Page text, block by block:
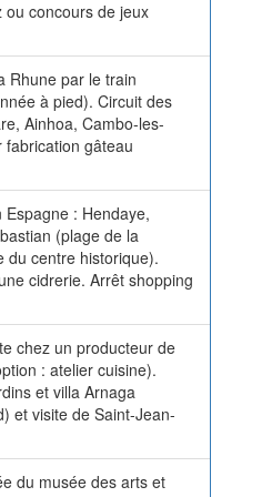
ou concours de jeux
par le train
à pied). Circuit des
Ainhoa, Cambo-les-
fabrication gâteau
: Hendaye,
(plage de la
du centre historique).
cidrerie. Arrêt shopping
chez un producteur de
: atelier cuisine).
et villa Arnaga
et visite de Saint-Jean-
du musée des arts et